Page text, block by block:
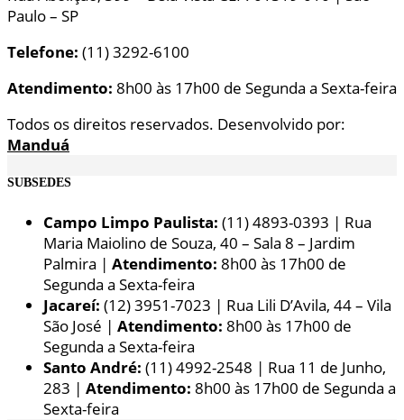
Paulo – SP
Telefone: (11) 3292-6100
Atendimento: 8h00 às 17h00 de Segunda a Sexta-feira
Todos os direitos reservados. Desenvolvido por:
Manduá
SUBSEDES
Campo Limpo Paulista: (11) 4893-0393 | Rua
Maria Maiolino de Souza, 40 – Sala 8 – Jardim
Palmira | Atendimento: 8h00 às 17h00 de
Segunda a Sexta-feira
Jacareí: (12) 3951-7023 | Rua Lili D’Avila, 44 – Vila
São José | Atendimento: 8h00 às 17h00 de
Segunda a Sexta-feira
Santo André: (11) 4992-2548 | Rua 11 de Junho,
283 | Atendimento: 8h00 às 17h00 de Segunda a
Sexta-feira